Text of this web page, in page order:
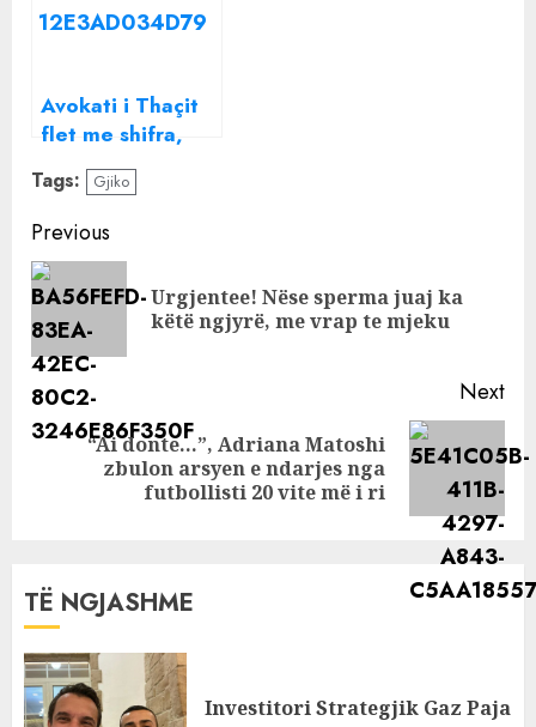
Avokati i Thaçit
flet me shifra,
tregon shumën
marramdndëse sa
ka kushtuar gjyqi
në Hagë
Tags: Gjiko
Continue
Reading
Previous
Urgjentee! Nëse sperma juaj ka
këtë ngjyrë, me vrap te mjeku
Next
“Ai donte…”, Adriana Matoshi
zbulon arsyen e ndarjes nga
futbollisti 20 vite më i ri
TË NGJASHME
Investitori Strategjik Gaz Paja